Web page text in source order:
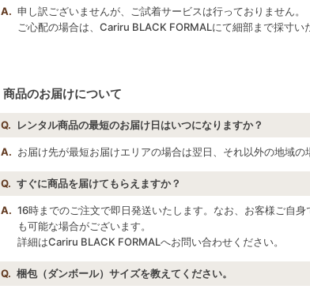
A. 申し訳ございませんが、ご試着サービスは行っておりません。
ご心配の場合は、Cariru BLACK FORMALにて細部まで採寸い
商品のお届けについて
Q. レンタル商品の最短のお届け日はいつになりますか？
A. お届け先が最短お届けエリアの場合は翌日、それ以外の地域の
Q. すぐに商品を届けてもらえますか？
A. 16時までのご注文で即日発送いたします。なお、お客様ご自
も可能な場合がございます。
詳細はCariru BLACK FORMALへお問い合わせください。
Q. 梱包（ダンボール）サイズを教えてください。